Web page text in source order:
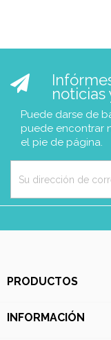
noticias
Puede darse de
puede encontrar
el pie de página.
PRODUCTOS
INFORMACIÓN